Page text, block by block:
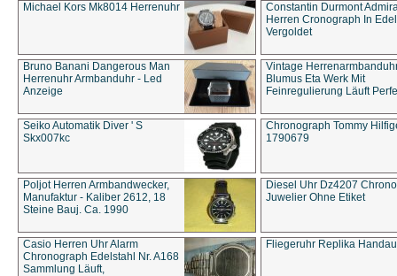
Michael Kors Mk8014 Herrenuhr
Constantin Durmont
Herren Cronograph In
Vergoldet
Bruno Banani Dangerous Man
Herrenuhr Armbanduhr - Led
Anzeige
Vintage
Blumus Eta Werk Mit
Feinregulierung Läuft
Seiko Automatik Diver ' S
Skx007kc
Chronograph Tommy
1790679
Poljot Herren Armbandwecker,
Manufaktur - Kaliber 2612, 18
Steine Bauj. Ca. 1990
Diesel Uhr Dz4207
Juwelier Ohne Etiket
Casio Herren Uhr Alarm
Chronograph Edelstahl Nr. A168
Sammlung Läuft,
Fliegeruhr Replika